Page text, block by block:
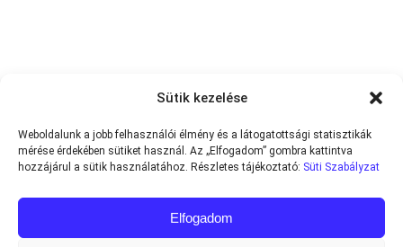
Sütik kezelése
Weboldalunk a jobb felhasználói élmény és a látogatottsági statisztikák
mérése érdekében sütiket használ. Az „Elfogadom” gombra kattintva
hozzájárul a sütik használatához. Részletes tájékoztató: Süti Szabályzat
Elfogadom